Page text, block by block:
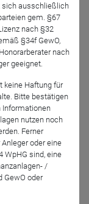
der
Schmidt
sich ausschließlich
gem. §67
nach §32
§34f GewO,
nach
geeignet.
keine Haftung für
Bitte bestätigen
Informationen
nutzen noch
Ferner
oder eine
WpHG sind, eine
/
GewO oder